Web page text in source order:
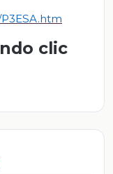
clic